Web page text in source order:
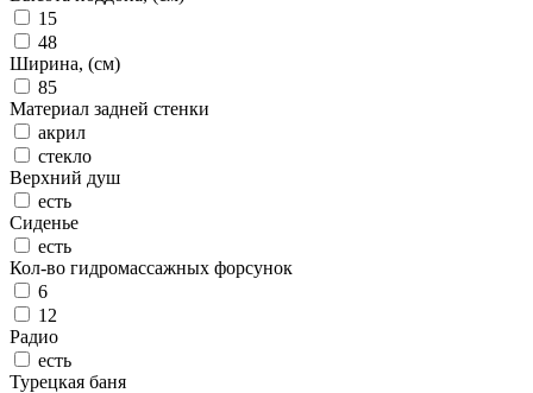
15
48
Ширина, (см)
85
Материал задней стенки
акрил
стекло
Верхний душ
есть
Сиденье
есть
Кол-во гидромассажных форсунок
6
12
Радио
есть
Турецкая баня